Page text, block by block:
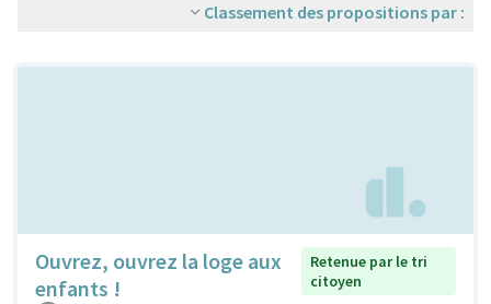
Classement des propositions par :
Ouvrez, ouvrez la loge aux
enfants !
Retenue par le tri
citoyen